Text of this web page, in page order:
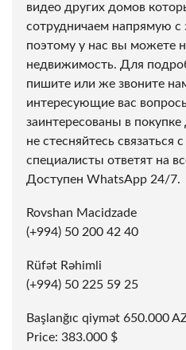
видео других домов
сотрудничаем напрямую с
поэтому у нас вы можете
недвижимость. Для
пишите или же звоните
интересующие вас
заинтересованы в
не стесняйтесь связаться
специалисты ответят на
Доступен WhatsApp 24/7.
Rovshan Macidzade
(+994) 50 200 42 40
Rüfət Rəhimli
(+994) 50 225 59 25
Başlanğıc qiymət 650.000
Price: 383.000 $